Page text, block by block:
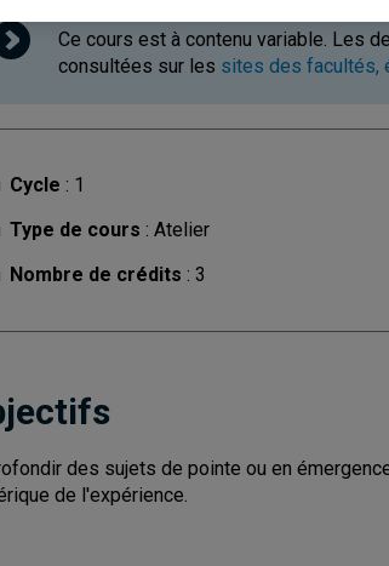
Ce cours est à contenu variable. Les
consultées sur les sites des facultés,
Cycle : 1
Type de cours : Atelier
Nombre de crédits : 3
des sujets de pointe ou en
de l'expérience.